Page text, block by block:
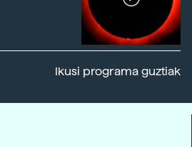
Ikusi programa guztiak